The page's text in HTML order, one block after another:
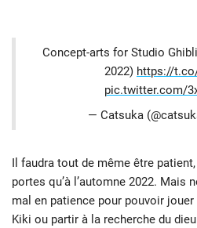
Concept-arts for Studio
2022) https://
pic.twitter.com/
— Catsuka
Il faudra tout de même être patient,
portes qu’à l’automne 2022. Mais
mal en patience pour pouvoir
Kiki ou partir à la recherche du